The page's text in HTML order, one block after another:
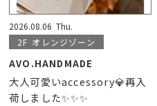
2026.08.06 Thu.
2F オレンジゾーン
AVO.HANDMADE
大人可愛いaccessory💎再入
荷しました✨✨✨